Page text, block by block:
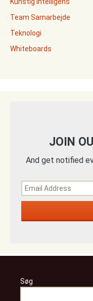
Team Samarbejde
Teknologi
Whiteboards
JOIN
And get notified
Søg